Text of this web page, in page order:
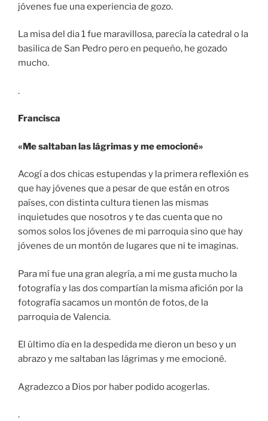
jóvenes fue una experiencia de gozo.
La misa del dia 1 fue maravillosa, parecía la catedral o la
basilica de San Pedro pero en pequeño, he gozado
mucho.
.
Francisca
«Me saltaban las lágrimas y me emocioné»
Acogí a dos chicas estupendas y la primera reflexión es
que hay jóvenes que a pesar de que están en otros
países, con distinta cultura tienen las mismas
inquietudes que nosotros y te das cuenta que no
somos solos los jóvenes de mi parroquia sino que hay
jóvenes de un montón de lugares que ni te imaginas.
Para mí fue una gran alegría, a mi me gusta mucho la
fotografía y las dos compartían la misma afición por la
fotografía sacamos un montón de fotos, de la
parroquia de Valencia.
El último día en la despedida me dieron un beso y un
abrazo y me saltaban las lágrimas y me emocioné.
Agradezco a Dios por haber podido acogerlas.
.